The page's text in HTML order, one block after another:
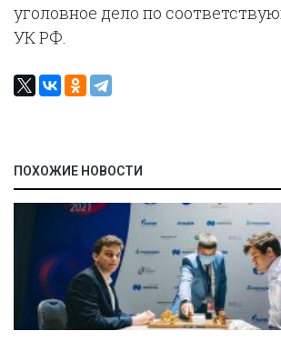
уголовное дело по
УК РФ.
ПОХОЖИЕ НОВОСТИ